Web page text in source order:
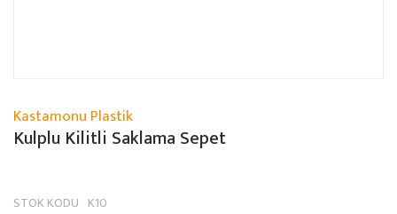
Kastamonu Plastik
Kulplu Kilitli Saklama Sepet
STOK KODU K10